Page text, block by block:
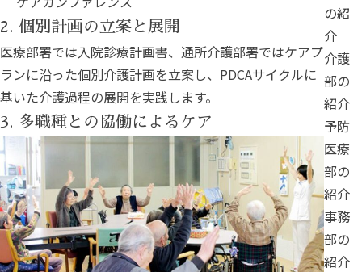
2. 個別計画の立案と展開
医療部署では入院診療計画書、通所介護部署ではケアプ
ランに沿った個別介護計画を立案し、PDCAサイクルに
基いた介護過程の展開を実践します。
3. 多職種との協働によるケア
の紹
介
介護
部の
紹介
予防
医療
部の
紹介
事務
部の
紹介